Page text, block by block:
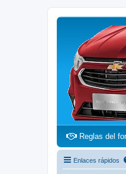
Reglas del
Enlaces rápidos